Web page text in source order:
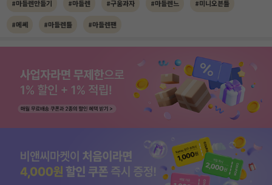
#마들렌만들기 #마들렌 #구움과자 #마들렌느 #미니오븐틀
#메쎄 #마들렌틀 #마들렌팬